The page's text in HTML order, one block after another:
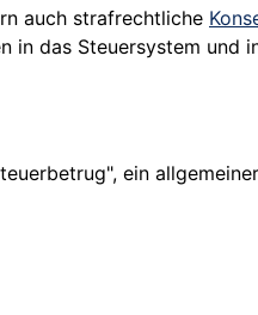
auch strafrechtliche
in das Steuersystem und
ein